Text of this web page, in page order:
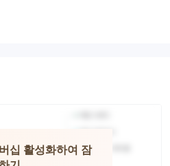
십 활성화하여 잠